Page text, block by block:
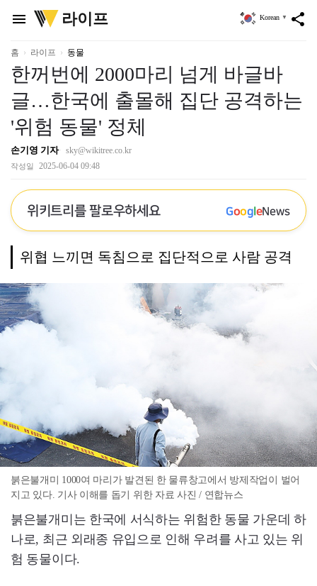
menu
위
키
리
라이프 share
Korean ▼
홈 라이프 동물
한꺼번에 2000마리 넘게 바글바
글…한국에 출몰해 집단 공격하는
'위험 동물' 정체
손기영 기자 sky@wikitree.co.kr
작성일 2025-06-04 09:48
위키트리를 팔로우하세요 GoogleNews
위협 느끼면 독침으로 집단적으로 사람 공격
붉은불개미 1000여 마리가 발견된 한 물류창고에서 방제작업이 벌어
지고 있다. 기사 이해를 돕기 위한 자료 사진 / 연합뉴스
붉은불개미는 한국에 서식하는 위험한 동물 가운데 하
나로, 최근 외래종 유입으로 인해 우려를 사고 있는 위
험 동물이다.